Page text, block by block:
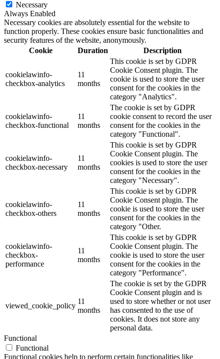
Necessary
Always Enabled
Necessary cookies are absolutely essential for the website to
function properly. These cookies ensure basic functionalities and
security features of the website, anonymously.
Cookie
Duration Description
cookielawinfo-
checkbox-analytics
11
months
This cookie is set by GDPR
Cookie Consent plugin. The
cookie is used to store the user
consent for the cookies in the
category "Analytics".
cookielawinfo-
checkbox-functional
11
months
The cookie is set by GDPR
cookie consent to record the user
consent for the cookies in the
category "Functional".
cookielawinfo-
checkbox-necessary
11
months
This cookie is set by GDPR
Cookie Consent plugin. The
cookies is used to store the user
consent for the cookies in the
category "Necessary".
cookielawinfo-
checkbox-others
11
months
This cookie is set by GDPR
Cookie Consent plugin. The
cookie is used to store the user
consent for the cookies in the
category "Other.
cookielawinfo-
checkbox-
performance
11
months
This cookie is set by GDPR
Cookie Consent plugin. The
cookie is used to store the user
consent for the cookies in the
category "Performance".
viewed_cookie_policy
11
months
The cookie is set by the GDPR
Cookie Consent plugin and is
used to store whether or not user
has consented to the use of
cookies. It does not store any
personal data.
Functional
Functional
Functional cookies help to perform certain functionalities like